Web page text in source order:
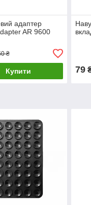
адаптер
AR 9600
₴
Купити 79